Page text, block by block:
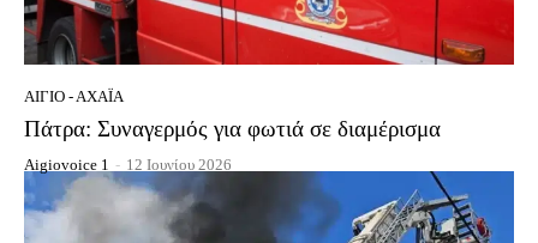
ΑΊΓΙΟ - ΑΧΑΪ́Α
Πάτρα: Συναγερμός για φωτιά σε διαμέρισμα
Aigiovoice 1 - 12 Ιουνίου 2026